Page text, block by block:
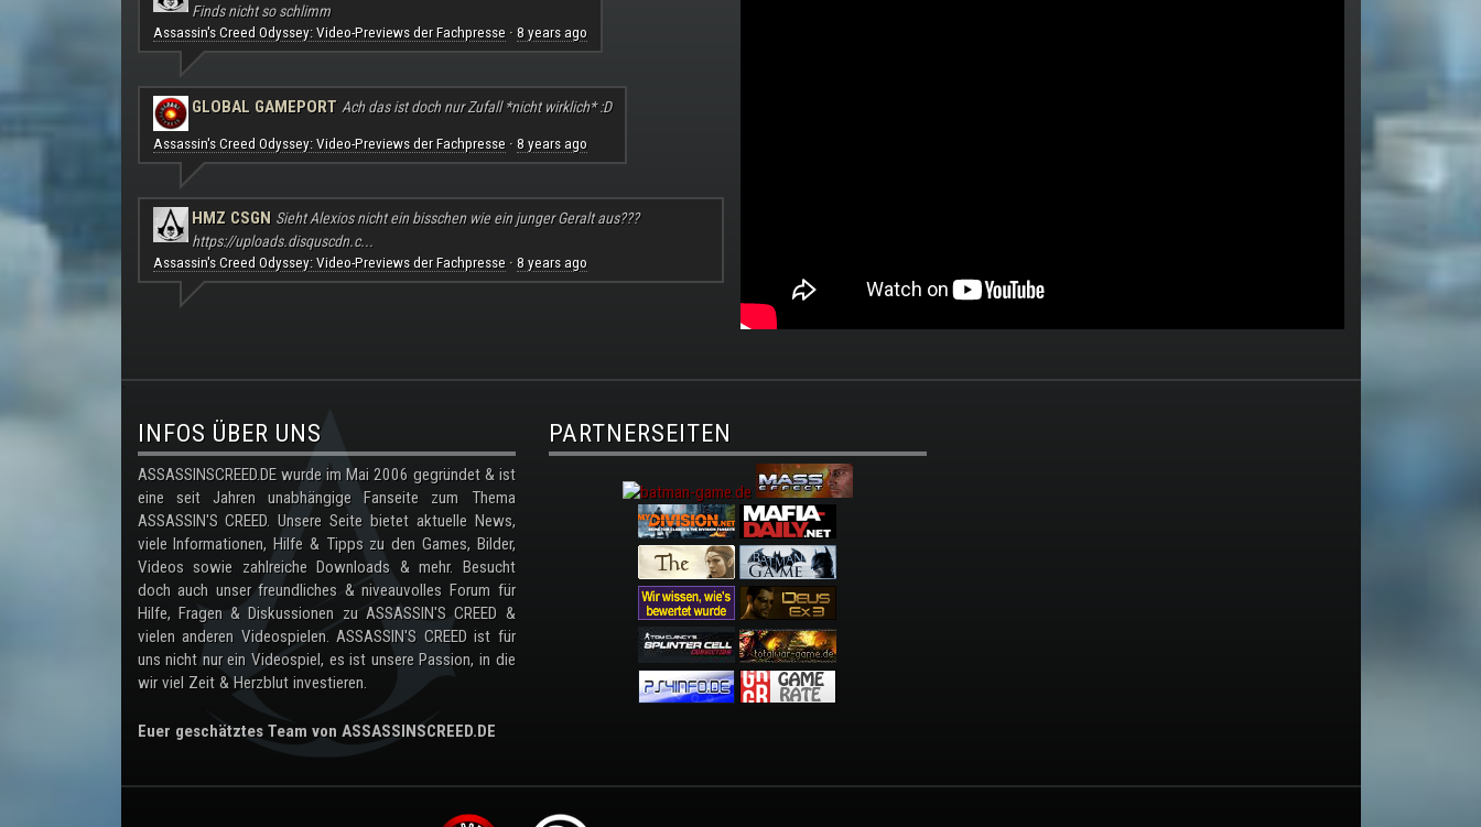
Finds nicht so schlimm
Assassin's Creed Odyssey: Video-Previews der Fachpresse· 8 years ago
GLOBAL GAMEPORT Ach das ist doch nur Zufall *nicht wirklich* :D
Assassin's Creed Odyssey: Video-Previews der Fachpresse· 8 years ago
HMZ CSGN Sieht Alexios nicht ein bisschen wie ein junger Geralt aus???
https://uploads.disquscdn.c...
Assassin's Creed Odyssey: Video-Previews der Fachpresse· 8 years ago
.
INFOS ÜBER UNS
ASSASSINSCREED.DE wurde im Mai 2006 gegründet & ist
eine seit Jahren unabhängige Fanseite zum Thema
ASSASSIN'S CREED. Unsere Seite bietet aktuelle News,
viele Informationen, Hilfe & Tipps zu den Games, Bilder,
Videos sowie zahlreiche Downloads & mehr. Besucht
doch auch unser freundliches & niveauvolles Forum für
Hilfe, Fragen & Diskussionen zu ASSASSIN'S CREED &
vielen anderen Videospielen. ASSASSIN'S CREED ist für
uns nicht nur ein Videospiel, es ist unsere Passion, in die
wir viel Zeit & Herzblut investieren.
Euer geschätztes Team von ASSASSINSCREED.DE
PARTNERSEITEN